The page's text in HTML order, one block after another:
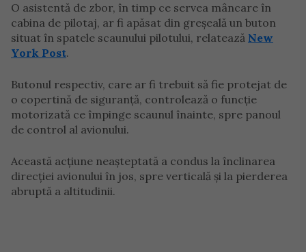
O asistentă de zbor, în timp ce servea mâncare în
cabina de pilotaj, ar fi apăsat din greșeală un buton
situat în spatele scaunului pilotului, relatează New
York Post.
Butonul respectiv, care ar fi trebuit să fie protejat de
o copertină de siguranță, controlează o funcție
motorizată ce împinge scaunul înainte, spre panoul
de control al avionului.
Această acțiune neașteptată a condus la înclinarea
direcției avionului în jos, spre verticală și la pierderea
abruptă a altitudinii.